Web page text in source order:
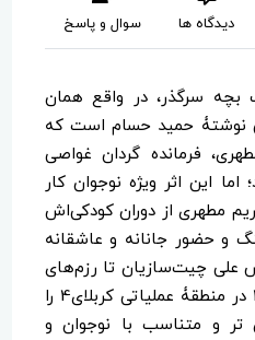
دیدگاه ها سوال و پاسخ
بچه سرگذر، در واقع همان
نوشتۀ حمید حسام است که
فرمانده گردان غواصی
این اثر ویژه نوجوان کار
مطهری از دوران کودکی‌اش
و حضور جانانه و عاشقانه
علی چیت‌سازیان تا رزم‌های
آبی از شامگاه 4دی‌ماه1365 در منطقۀ عملیاتی کربلای4 را
تر و متناسب با نوجوان و